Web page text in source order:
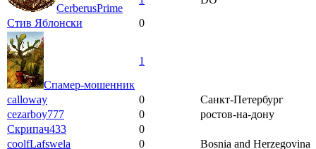
CerberusPrime
Стив Яблонски
0
Спамер-мошенник
1
calloway 0
Санкт-Петербург
cezarboy777
0
ростов-на-дону
Скрипaч433
0
coolfLafswela
0 Bosnia and Herzegovina